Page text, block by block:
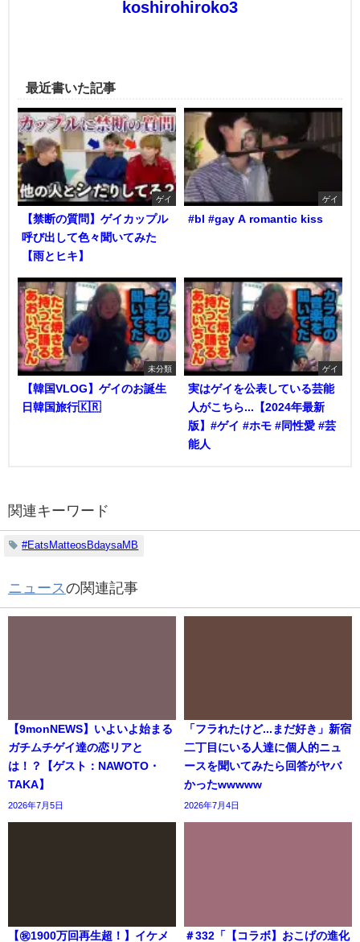
koshirohiroko3
最近書いた記事
ゲイ
【禁断の質問】ゲイカップル
呼び出して色々聞いてみた
【雨とヒキ】
ゲイ
#bl #gay A romantic kiss
未分類
【韓国VLOG】ゲイのお誕生
日韓国旅行🇰🇷
ゲイ
実はゲイを公表している芸能
人がこちら...【2024年最新
版】#ゲイ #ホモ #同性愛 #芸
能人
関連キーワード
#EatsMatteosBdaysaMB
ニュースの関連記事
【9monNEWS】いよいよ始まる
ガチムチゲイ達の恋リアと
は！？【ゲスト：NAWOTO・
TAKA】
2026年7月5日
「フラれたけど...まだ好き」新宿
二丁目にいる人達に個人的ニュ
ースを聞いてみたら回答がヤバ
かったwwwww
2026年7月4日
【㊗️1900万回再生超！】イケメ
＃332「【コラボ】おこげの進化